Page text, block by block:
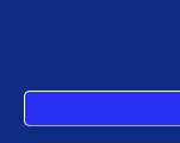
داده سریع‌تر و بدون
می‌نمایند.
دچار شل‌شدگی، داغی